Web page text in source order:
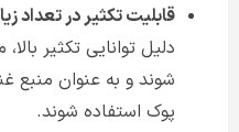
قابلیت تکثیر در تعداد
دلیل توانایی تکثیر
شوند و به عنوان منبع
پوک استفاده شوند.